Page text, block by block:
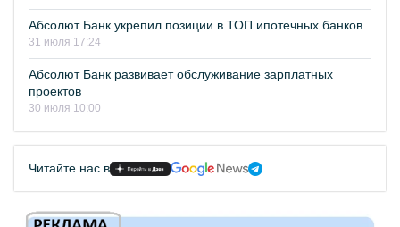
Абсолют Банк укрепил позиции в ТОП ипотечных банков
31 июля 17:24
Абсолют Банк развивает обслуживание зарплатных
проектов
30 июля 10:00
Читайте нас в